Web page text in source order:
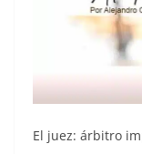
El juez: árbitro